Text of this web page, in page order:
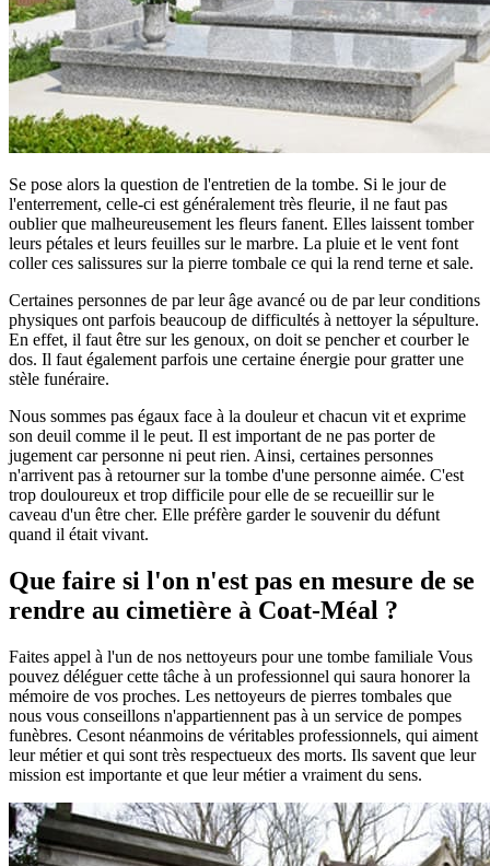
Se pose alors la question de l'entretien de la tombe. Si le jour de
l'enterrement, celle-ci est généralement très fleurie, il ne faut pas
oublier que malheureusement les fleurs fanent. Elles laissent tomber
leurs pétales et leurs feuilles sur le marbre. La pluie et le vent font
coller ces salissures sur la pierre tombale ce qui la rend terne et sale.
Certaines personnes de par leur âge avancé ou de par leur conditions
physiques ont parfois beaucoup de difficultés à nettoyer la sépulture.
En effet, il faut être sur les genoux, on doit se pencher et courber le
dos. Il faut également parfois une certaine énergie pour gratter une
stèle funéraire.
Nous sommes pas égaux face à la douleur et chacun vit et exprime
son deuil comme il le peut. Il est important de ne pas porter de
jugement car personne ni peut rien. Ainsi, certaines personnes
n'arrivent pas à retourner sur la tombe d'une personne aimée. C'est
trop douloureux et trop difficile pour elle de se recueillir sur le
caveau d'un être cher. Elle préfère garder le souvenir du défunt
quand il était vivant.
Que faire si l'on n'est pas en mesure de se
rendre au cimetière à Coat-Méal ?
Faites appel à l'un de nos nettoyeurs pour une tombe familiale Vous
pouvez déléguer cette tâche à un professionnel qui saura honorer la
mémoire de vos proches. Les nettoyeurs de pierres tombales que
nous vous conseillons n'appartiennent pas à un service de pompes
funèbres. Cesont néanmoins de véritables professionnels, qui aiment
leur métier et qui sont très respectueux des morts. Ils savent que leur
mission est importante et que leur métier a vraiment du sens.